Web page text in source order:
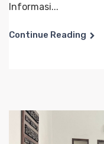
Informasi...
Continue Reading